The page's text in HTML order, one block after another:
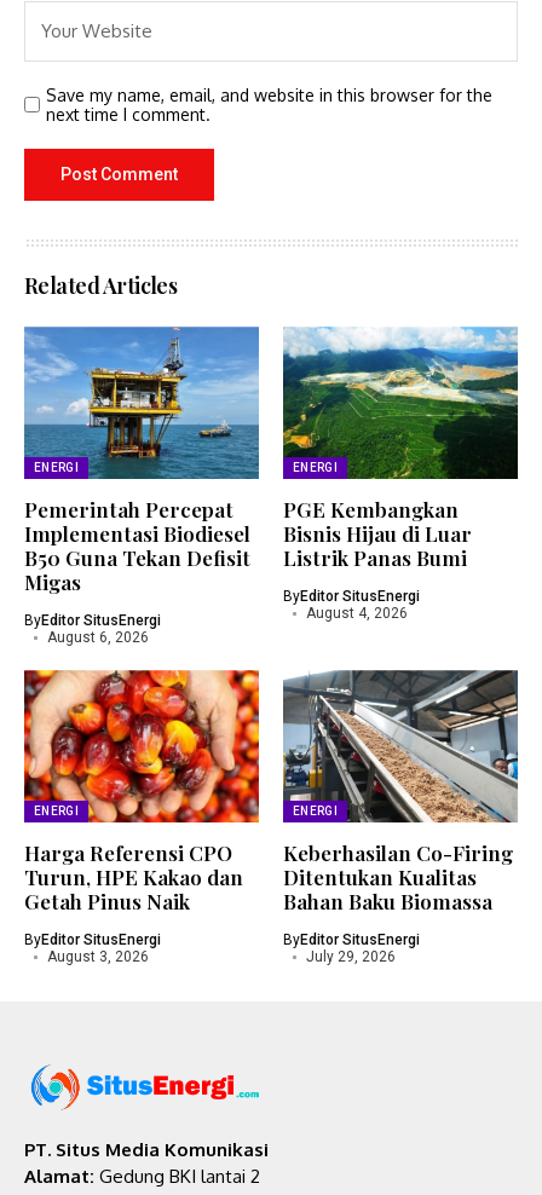
Save my name, email, and website in this browser for the
next time I comment.
Related Articles
ENERGI
Pemerintah Percepat
Implementasi Biodiesel
B50 Guna Tekan Defisit
Migas
ByEditor SitusEnergi
August 6, 2026
ENERGI
PGE Kembangkan
Bisnis Hijau di Luar
Listrik Panas Bumi
ByEditor SitusEnergi
August 4, 2026
ENERGI
Harga Referensi CPO
Turun, HPE Kakao dan
Getah Pinus Naik
ByEditor SitusEnergi
August 3, 2026
ENERGI
Keberhasilan Co-Firing
Ditentukan Kualitas
Bahan Baku Biomassa
ByEditor SitusEnergi
July 29, 2026
PT. Situs Media Komunikasi
Alamat: Gedung BKI lantai 2